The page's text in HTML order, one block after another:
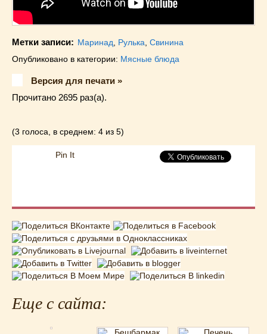
Метки записи: Маринад Рулька Свинина
Опубликовано в категории: Мясные блюда
Версия для печати »
Прочитано 2695 раз(a).
(3 голоса, в среднем: 4 из 5)
Pin It
Еще с сайта: